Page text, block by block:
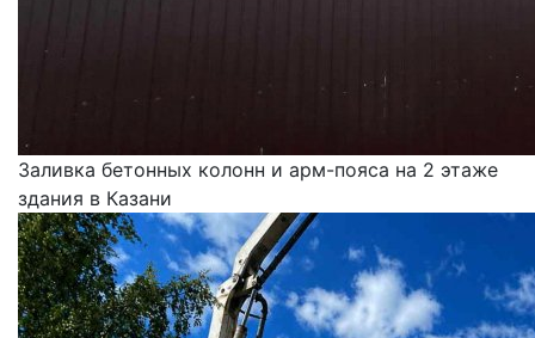
Заливка бетонных колонн и арм-пояса на 2 этаже
здания в Казани